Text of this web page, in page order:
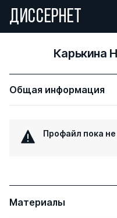
ДИССЕРНЕТ
Карькина
Общая информация
Профайл пока не
Материалы